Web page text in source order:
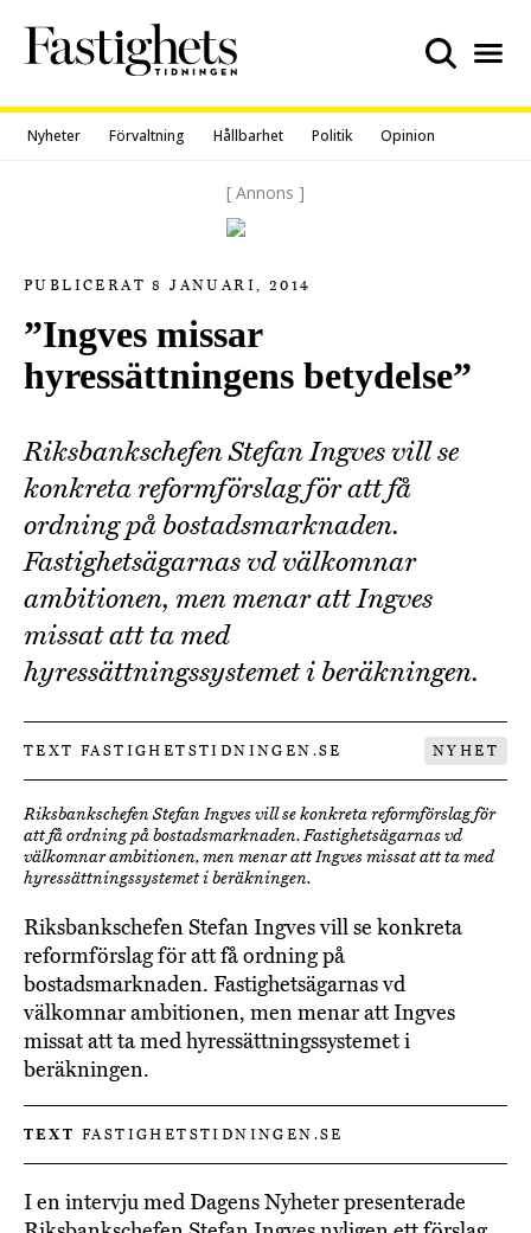
content
Nyheter Förvaltning Hållbarhet Politik Opinion
[ Annons ]
PUBLICERAT 8 JANUARI, 2014
”Ingves missar
hyressättningens betydelse”
Riksbankschefen Stefan Ingves vill se
konkreta reformförslag för att få
ordning på bostadsmarknaden.
Fastighetsägarnas vd välkomnar
ambitionen, men menar att Ingves
missat att ta med
hyressättningssystemet i beräkningen.
TEXT FASTIGHETSTIDNINGEN.SE NYHET
Riksbankschefen Stefan Ingves vill se konkreta reformförslag för
att få ordning på bostadsmarknaden. Fastighetsägarnas vd
välkomnar ambitionen, men menar att Ingves missat att ta med
hyressättningssystemet i beräkningen.
Riksbankschefen Stefan Ingves vill se konkreta
reformförslag för att få ordning på
bostadsmarknaden. Fastighetsägarnas vd
välkomnar ambitionen, men menar att Ingves
missat att ta med hyressättningssystemet i
beräkningen.
TEXT FASTIGHETSTIDNINGEN.SE
I en intervju med Dagens Nyheter presenterade